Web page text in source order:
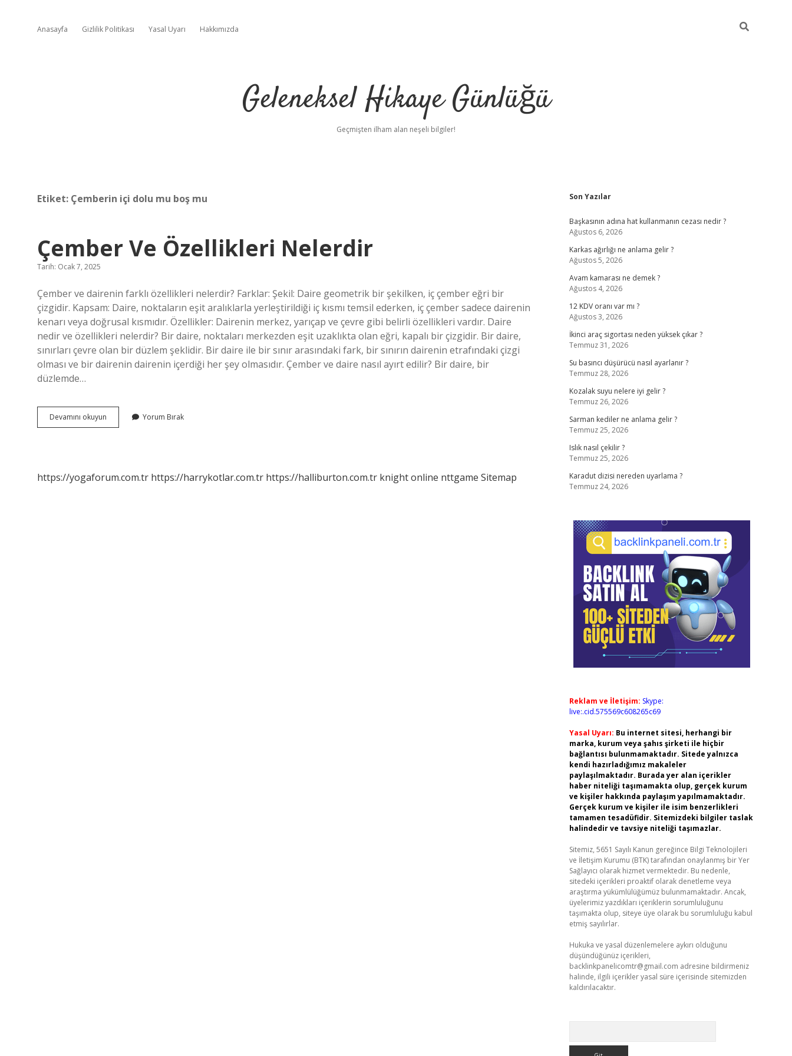
Anasayfa Gizlilik Politikası Yasal Uyarı Hakkımızda
Geleneksel Hikaye Günlüğü
Geçmişten ilham alan neşeli bilgiler!
Etiket: Çemberin içi dolu mu boş mu
Çember Ve Özellikleri Nelerdir
Tarih: Ocak 7, 2025
Çember ve dairenin farklı özellikleri nelerdir? Farklar: Şekil: Daire geometrik bir şekilken, iç çember eğri bir
çizgidir. Kapsam: Daire, noktaların eşit aralıklarla yerleştirildiği iç kısmı temsil ederken, iç çember sadece dairenin
kenarı veya doğrusal kısmıdır. Özellikler: Dairenin merkez, yarıçap ve çevre gibi belirli özellikleri vardır. Daire
nedir ve özellikleri nelerdir? Bir daire, noktaları merkezden eşit uzaklıkta olan eğri, kapalı bir çizgidir. Bir daire,
sınırları çevre olan bir düzlem şeklidir. Bir daire ile bir sınır arasındaki fark, bir sınırın dairenin etrafındaki çizgi
olması ve bir dairenin dairenin içerdiği her şey olmasıdır. Çember ve daire nasıl ayırt edilir? Bir daire, bir
düzlemde…
Devamını okuyun Çember
Ve
Yorum Bırak
https://yogaforum.com.tr https://harrykotlar.com.tr https://halliburton.com.tr knight online nttgame Sitemap
Sidebar
Son Yazılar
Başkasının adına hat kullanmanın cezası nedir ?
Ağustos 6, 2026
Karkas ağırlığı ne anlama gelir ?
Ağustos 5, 2026
Avam kamarası ne demek ?
Ağustos 4, 2026
12 KDV oranı var mı ?
Ağustos 3, 2026
İkinci araç sigortası neden yüksek çıkar ?
Temmuz 31, 2026
Su basıncı düşürücü nasıl ayarlanır ?
Temmuz 28, 2026
Kozalak suyu nelere iyi gelir ?
Temmuz 26, 2026
Sarman kediler ne anlama gelir ?
Temmuz 25, 2026
Islık nasıl çekilir ?
Temmuz 25, 2026
Karadut dizisi nereden uyarlama ?
Temmuz 24, 2026
Reklam ve İletişim: Skype:
live:.cid.575569c608265c69
Yasal Uyarı: Bu internet sitesi, herhangi bir
marka, kurum veya şahıs şirketi ile hiçbir
bağlantısı bulunmamaktadır. Sitede yalnızca
kendi hazırladığımız makaleler
paylaşılmaktadır. Burada yer alan içerikler
haber niteliği taşımamakta olup, gerçek kurum
ve kişiler hakkında paylaşım yapılmamaktadır.
Gerçek kurum ve kişiler ile isim benzerlikleri
tamamen tesadüfidir. Sitemizdeki bilgiler taslak
halindedir ve tavsiye niteliği taşımazlar.
Sitemiz, 5651 Sayılı Kanun gereğince Bilgi Teknolojileri
ve İletişim Kurumu (BTK) tarafından onaylanmış bir Yer
Sağlayıcı olarak hizmet vermektedir. Bu nedenle,
sitedeki içerikleri proaktif olarak denetleme veya
araştırma yükümlülüğümüz bulunmamaktadır. Ancak,
üyelerimiz yazdıkları içeriklerin sorumluluğunu
taşımakta olup, siteye üye olarak bu sorumluluğu kabul
etmiş sayılırlar.
Hukuka ve yasal düzenlemelere aykırı olduğunu
düşündüğünüz içerikleri,
backlinkpanelicomtr@gmail.com adresine bildirmeniz
halinde, ilgili içerikler yasal süre içerisinde sitemizden
kaldırılacaktır.